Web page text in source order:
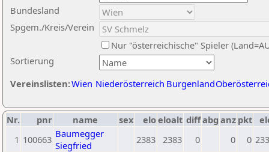
Sortierung
Bundesland
Spgem./Kreis/Verein
Nur "österreichische" Spieler
Vereinslisten:Wien Niederösterreich Burgenland
Nr. pnr name sex eloeloalt diffabg anz pkt
1 100663 Baumegger
Siegfried
2383 2383 0 0 0